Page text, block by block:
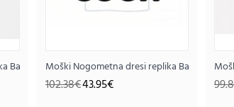
2026-27 Kratek rokav
Barcelona Paez Gavi #6 Domači 2025-26 Kratek
Moški Nogometna dresi replika Barcelona
102.38€43.95€